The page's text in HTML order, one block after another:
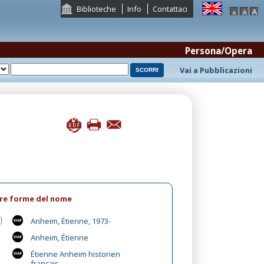
Biblioteche Info Contattaci
Persona/Opera
Vai a Pubblicazioni
forme del nome
Anheim, Étienne, 1973-
Anheim, Étienne
Étienne Anheim historien